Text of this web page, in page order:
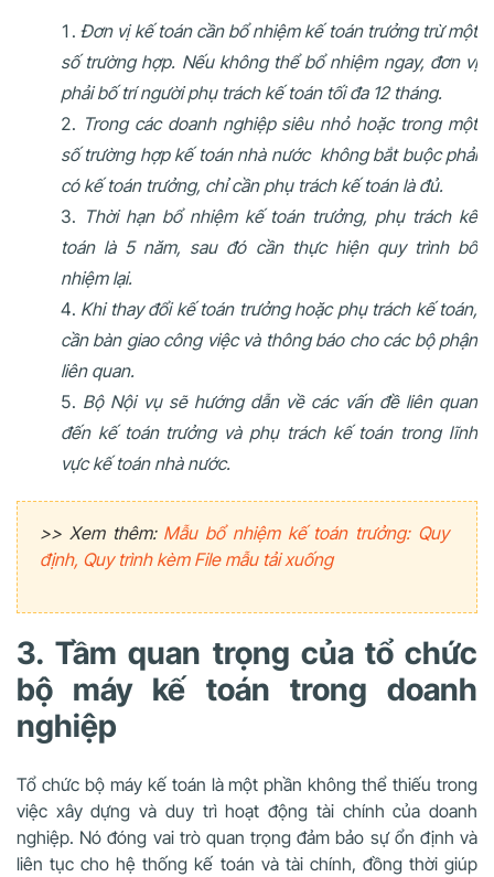
Đơn vị kế toán cần bổ nhiệm kế toán trưởng trừ một
số trường hợp. Nếu không thể bổ nhiệm ngay, đơn vị
phải bố trí người phụ trách kế toán tối đa 12 tháng.
Trong các doanh nghiệp siêu nhỏ hoặc trong một
số trường hợp kế toán nhà nước không bắt buộc phải
có kế toán trưởng, chỉ cần phụ trách kế toán là đủ.
Thời hạn bổ nhiệm kế toán trưởng, phụ trách kế
toán là 5 năm, sau đó cần thực hiện quy trình bổ
nhiệm lại.
Khi thay đổi kế toán trưởng hoặc phụ trách kế toán,
cần bàn giao công việc và thông báo cho các bộ phận
liên quan.
Bộ Nội vụ sẽ hướng dẫn về các vấn đề liên quan
đến kế toán trưởng và phụ trách kế toán trong lĩnh
vực kế toán nhà nước.
>> Xem thêm: Mẫu bổ nhiệm kế toán trưởng: Quy
định, Quy trình kèm File mẫu tải xuống
3. Tầm quan trọng của tổ chức
bộ máy kế toán trong doanh
nghiệp
Tổ chức bộ máy kế toán là một phần không thể thiếu trong
việc xây dựng và duy trì hoạt động tài chính của doanh
nghiệp. Nó đóng vai trò quan trọng đảm bảo sự ổn định và
liên tục cho hệ thống kế toán và tài chính, đồng thời giúp